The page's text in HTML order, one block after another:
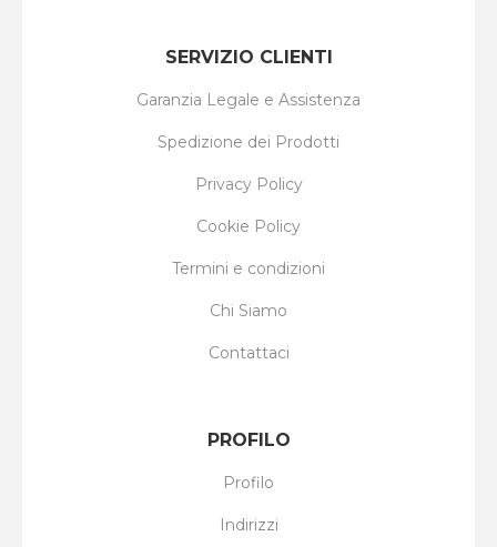
SERVIZIO CLIENTI
Garanzia Legale e Assistenza
Spedizione dei Prodotti
Privacy Policy
Cookie Policy
Termini e condizioni
Chi Siamo
Contattaci
PROFILO
Profilo
Indirizzi